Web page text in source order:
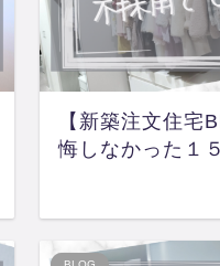
【新築注文住宅
悔しなかった１